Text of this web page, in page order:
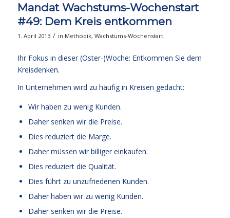
Mandat Wachstums-Wochenstart
#49: Dem Kreis entkommen
1. April 2013 / in Methodik, Wachstums-Wochenstart
Ihr Fokus in dieser (Oster-)Woche: Entkommen Sie dem
Kreisdenken.
In Unternehmen wird zu häufig in Kreisen gedacht:
Wir haben zu wenig Kunden.
Daher senken wir die Preise.
Dies reduziert die Marge.
Daher müssen wir billiger einkaufen.
Dies reduziert die Qualität.
Dies führt zu unzufriedenen Kunden.
Daher haben wir zu wenig Kunden.
Daher senken wir die Preise.